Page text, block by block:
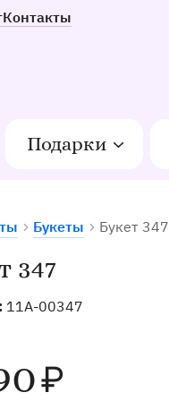
Контакты
Подарки
347
11A-00347
₽
цветов в Орле
Букеты Букет 347